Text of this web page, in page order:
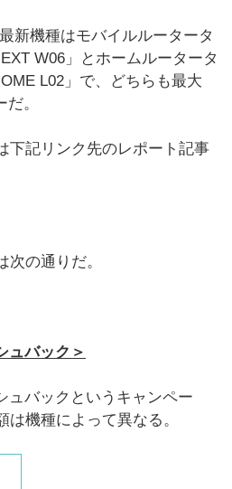
新機種はモバイルルータータ
W06」とホームルータータ
L02」で、どちらも最大
。
下記リンク先のレポート記事
の通りだ。
ュバック＞
ュバックというキャンペー
機種によって異なる。